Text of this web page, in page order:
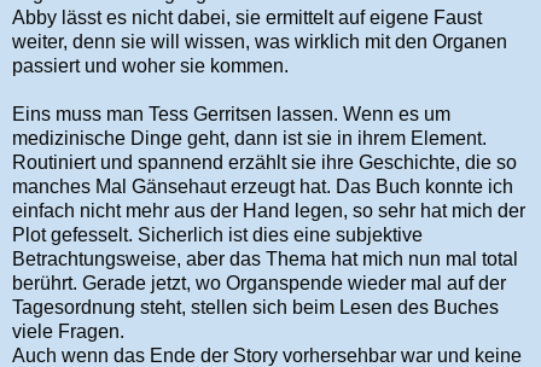
Abby lässt es nicht dabei, sie ermittelt auf eigene Faust
weiter, denn sie will wissen, was wirklich mit den Organen
passiert und woher sie kommen.
Eins muss man Tess Gerritsen lassen. Wenn es um
medizinische Dinge geht, dann ist sie in ihrem Element.
Routiniert und spannend erzählt sie ihre Geschichte, die so
manches Mal Gänsehaut erzeugt hat. Das Buch konnte ich
einfach nicht mehr aus der Hand legen, so sehr hat mich der
Plot gefesselt. Sicherlich ist dies eine subjektive
Betrachtungsweise, aber das Thema hat mich nun mal total
berührt. Gerade jetzt, wo Organspende wieder mal auf der
Tagesordnung steht, stellen sich beim Lesen des Buches
viele Fragen.
Auch wenn das Ende der Story vorhersehbar war und keine